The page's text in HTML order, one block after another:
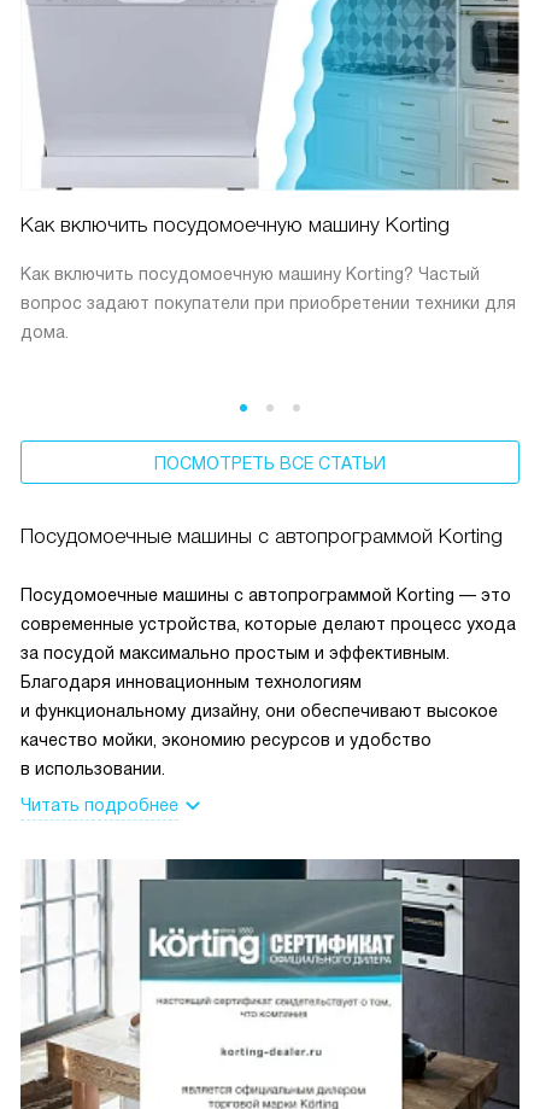
Как включить посудомоечную машину Korting
Как включить посудомоечную машину Korting? Частый
вопрос задают покупатели при приобретении техники для
дома.
ПОСМОТРЕТЬ ВСЕ СТАТЬИ
Посудомоечные машины с автопрограммой Korting
Посудомоечные машины с автопрограммой Korting — это
современные устройства, которые делают процесс ухода
за посудой максимально простым и эффективным.
Благодаря инновационным технологиям
и функциональному дизайну, они обеспечивают высокое
качество мойки, экономию ресурсов и удобство
в использовании.
Читать подробнее